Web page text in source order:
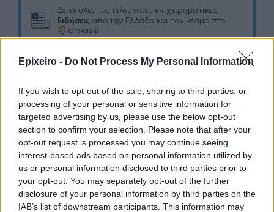
Epixeiro - Do Not Process My Personal Information
If you wish to opt-out of the sale, sharing to third parties, or
processing of your personal or sensitive information for
targeted advertising by us, please use the below opt-out
section to confirm your selection. Please note that after your
opt-out request is processed you may continue seeing
interest-based ads based on personal information utilized by
us or personal information disclosed to third parties prior to
your opt-out. You may separately opt-out of the further
disclosure of your personal information by third parties on the
IAB’s list of downstream participants. This information may
Δείτε όλες τις τελευταίες επιχειρηματικές
Ειδήσεις από την Ελλάδα και τον κόσμο στο
Σχολιάστε
... σχόλια | Κάνε click για να σχολιάσεις